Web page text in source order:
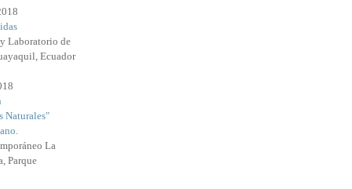
Laboratorio de
Ecuador
Naturales"
La
Parque